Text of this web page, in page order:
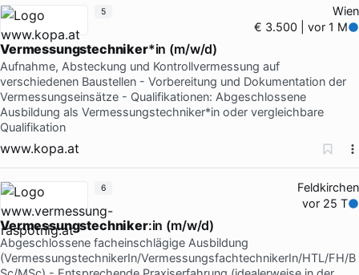
Wien
€ 3.500 | vor 1 M
Vermessungstechniker*in (m/w/d)
Aufnahme, Absteckung und Kontrollvermessung auf
verschiedenen Baustellen - Vorbereitung und Dokumentation der
Vermessungseinsätze - Qualifikationen: Abgeschlossene
Ausbildung als Vermessungstechniker*in oder vergleichbare
Qualifikation
www.kopa.at
5
Feldkirchen
vor 25 T
Vermessungstechniker:in (m/w/d)
Abgeschlossene facheinschlägige Ausbildung
(VermessungstechnikerIn/VermessungsfachtechnikerIn/HTL/FH/B
6